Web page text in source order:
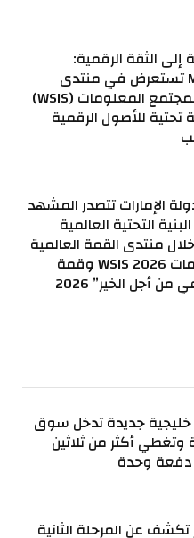
الثقة الرقمية:
مجموعة METRA تستعرض في منتدى
القمة العالمية لمجتمع المعلومات (WSIS)
تحتية للأصول الرقمية
الإمارات تتصدر المشهد
التحتية العالمية
منتدى القمة العالمية
لمجتمع المعلومات WSIS 2026 وقمة
أجل الخير” 2026
خليجية جديدة تدخل سوق
وتغطي أكثر من ثلاثين
وحدة
عن المرحلة الثانية